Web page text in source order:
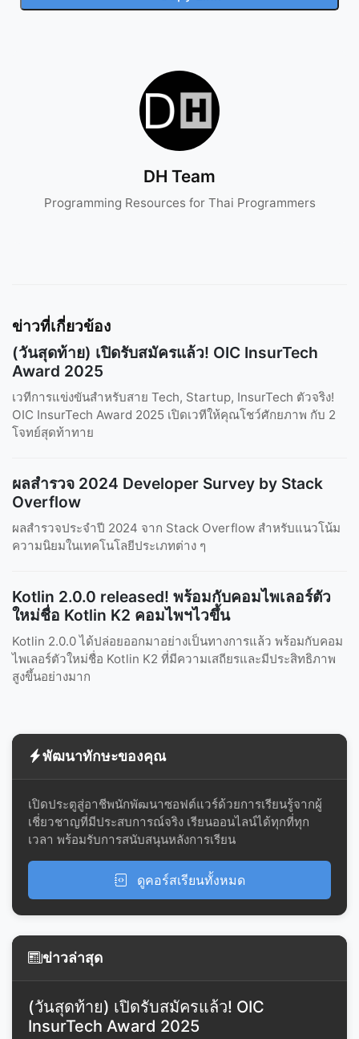
DH Team
Programming Resources for Thai Programmers
ข่าวที่เกี่ยวข้อง
(วันสุดท้าย) เปิดรับสมัครแล้ว! OIC InsurTech
Award 2025
เวทีการแข่งขันสำหรับสาย Tech, Startup, InsurTech ตัวจริง!
OIC InsurTech Award 2025 เปิดเวทีให้คุณโชว์ศักยภาพ กับ 2
โจทย์สุดท้าทาย
ผลสำรวจ 2024 Developer Survey by Stack
Overflow
ผลสำรวจประจำปี 2024 จาก Stack Overflow สำหรับแนวโน้ม
ความนิยมในเทคโนโลยีประเภทต่าง ๆ
Kotlin 2.0.0 released! พร้อมกับคอมไพเลอร์ตัว
ใหม่ชื่อ Kotlin K2 คอมไพฯไวขึ้น
Kotlin 2.0.0 ได้ปล่อยออกมาอย่างเป็นทางการแล้ว พร้อมกับคอม
ไพเลอร์ตัวใหม่ชื่อ Kotlin K2 ที่มีความเสถียรและมีประสิทธิภาพ
สูงขึ้นอย่างมาก
พัฒนาทักษะของคุณ
เปิดประตูสู่อาชีพนักพัฒนาซอฟต์แวร์ด้วยการเรียนรู้จากผู้
เชี่ยวชาญที่มีประสบการณ์จริง เรียนออนไลน์ได้ทุกที่ทุก
เวลา พร้อมรับการสนับสนุนหลังการเรียน
ดูคอร์สเรียนทั้งหมด
ข่าวล่าสุด
(วันสุดท้าย) เปิดรับสมัครแล้ว! OIC
InsurTech Award 2025